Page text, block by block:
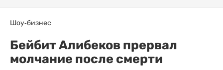
Шоу-бизнес
Бейбит Алибеков прервал
молчание после смерти